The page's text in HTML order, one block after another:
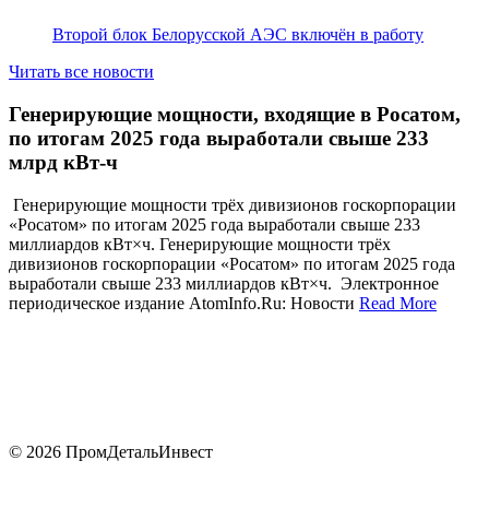
Второй блок Белорусской АЭС включён в работу
Читать все новости
Генерирующие мощности, входящие в Росатом,
по итогам 2025 года выработали свыше 233
млрд кВт-ч
Генерирующие мощности трёх дивизионов госкорпорации
«Росатом» по итогам 2025 года выработали свыше 233
миллиардов кВт×ч. Генерирующие мощности трёх
дивизионов госкорпорации «Росатом» по итогам 2025 года
выработали свыше 233 миллиардов кВт×ч. Электронное
периодическое издание AtomInfo.Ru: Новости Read More
© 2026 ПромДетальИнвест